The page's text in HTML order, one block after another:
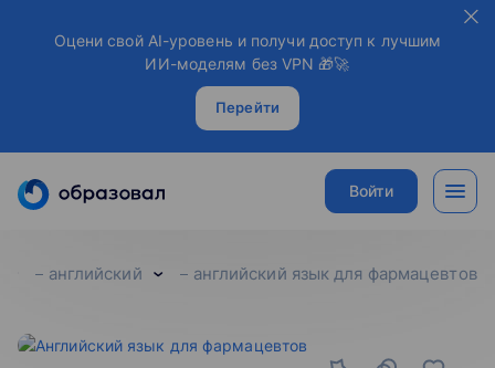
Оцени свой AI-уровень и получи доступ к лучшим
ИИ-моделям без VPN 🎁🚀
Перейти
Войти
английский английский язык для фармацевтов